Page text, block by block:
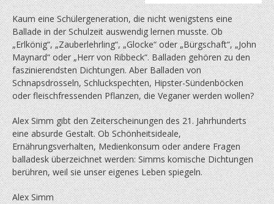
Kaum eine Schülergeneration, die nicht wenigstens eine
Ballade in der Schulzeit auswendig lernen musste. Ob
„Erlkönig“, „Zauberlehrling“, „Glocke“ oder „Bürgschaft“, „John
Maynard“ oder „Herr von Ribbeck“. Balladen gehören zu den
faszinierendsten Dichtungen. Aber Balladen von
Schnapsdrosseln, Schluckspechten, Hipster-Sündenböcken
oder fleischfressenden Pflanzen, die Veganer werden wollen?
Alex Simm gibt den Zeiterscheinungen des 21. Jahrhunderts
eine absurde Gestalt. Ob Schönheitsideale,
Ernährungsverhalten, Medienkonsum oder andere Fragen
balladesk überzeichnet werden: Simms komische Dichtungen
berühren, weil sie unser eigenes Leben spiegeln.
Alex Simm